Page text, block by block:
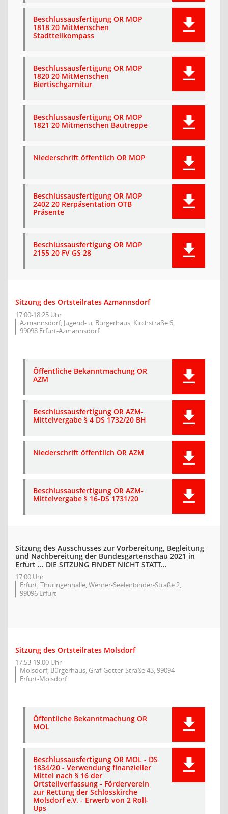
Beschlussausfertigung OR MOP
1818 20 MitMenschen
Stadtteilkompass
Beschlussausfertigung OR MOP
1820 20 MitMenschen
Biertischgarnitur
Beschlussausfertigung OR MOP
1821 20 Mitmenschen Bautreppe
Niederschrift öffentlich OR MOP
Beschlussausfertigung OR MOP
2402 20 Rerpäsentation OTB
Präsente
Beschlussausfertigung OR MOP
2155 20 FV GS 28
Sitzung des Ortsteilrates Azmannsdorf
17:00-18:25 Uhr
Azmannsdorf, Jugend- u. Bürgerhaus, Kirchstraße 6,
99098 Erfurt-Azmannsdorf
Öffentliche Bekanntmachung OR
AZM
Beschlussausfertigung OR AZM-
Mittelvergabe § 4 DS 1732/20 BH
Niederschrift öffentlich OR AZM
Beschlussausfertigung OR AZM-
Mittelvergabe § 16-DS 1731/20
Sitzung des Ausschusses zur Vorbereitung, Begleitung
und Nachbereitung der Bundesgartenschau 2021 in
Erfurt ... DIE SITZUNG FINDET NICHT STATT...
17:00 Uhr
Erfurt, Thüringenhalle, Werner-Seelenbinder-Straße 2,
99096 Erfurt
Sitzung des Ortsteilrates Molsdorf
17:53-19:00 Uhr
Molsdorf, Bürgerhaus, Graf-Gotter-Straße 43, 99094
Erfurt-Molsdorf
Öffentliche Bekanntmachung OR
MOL
Beschlussausfertigung OR MOL - DS
1834/20 - Verwendung finanzieller
Mittel nach § 16 der
Ortsteilverfassung - Förderverein
zur Rettung der Schlosskirche
Molsdorf e.V. - Erwerb von 2 Roll-
Ups